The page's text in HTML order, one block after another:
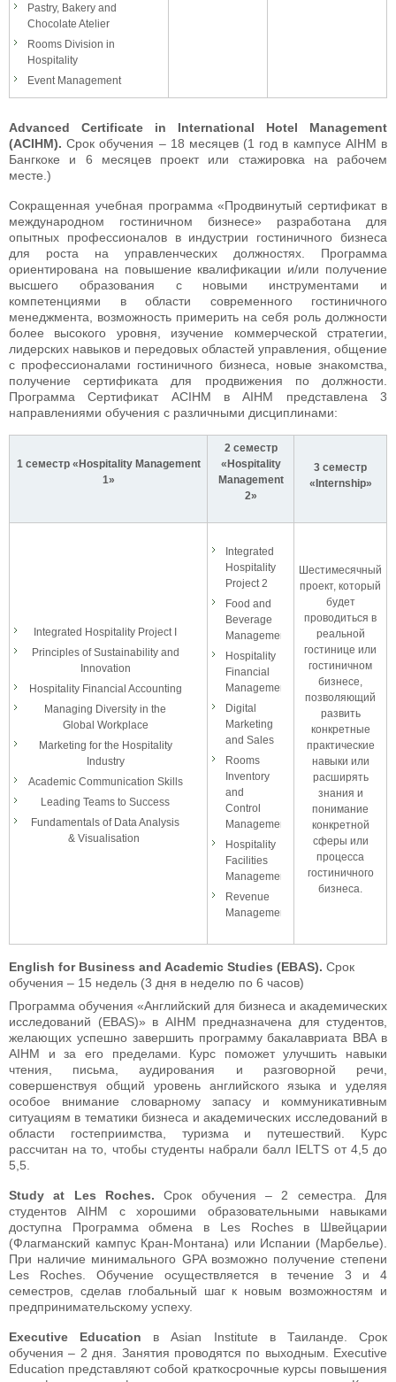
Pastry, Bakery and
Chocolate Atelier
Rooms Division in
Hospitality
Event Management
Advanced Certificate in International Hotel Management
(ACIHM). Срок обучения – 18 месяцев (1 год в кампусе AIHM в
Бангкоке и 6 месяцев проект или стажировка на рабочем
месте.)
Сокращенная учебная программа «Продвинутый сертификат в
международном гостиничном бизнесе» разработана для
опытных профессионалов в индустрии гостиничного бизнеса
для роста на управленческих должностях. Программа
ориентирована на повышение квалификации и/или получение
высшего образования с новыми инструментами и
компетенциями в области современного гостиничного
менеджмента, возможность примерить на себя роль должности
более высокого уровня, изучение коммерческой стратегии,
лидерских навыков и передовых областей управления, общение
с профессионалами гостиничного бизнеса, новые знакомства,
получение сертификата для продвижения по должности.
Программа Сертификат ACIHM в AIHM представлена 3
направлениями обучения с различными дисциплинами:
1 семестр «Hospitality Management
1»
2 семестр
«Hospitality
Management
2»
3 семестр
«Internship»
Integrated Hospitality Project I
Principles of Sustainability and
Innovation
Hospitality Financial Accounting
Managing Diversity in the
Global Workplace
Marketing for the Hospitality
Industry
Academic Communication Skills
Leading Teams to Success
Fundamentals of Data Analysis
& Visualisation
Integrated
Hospitality
Project 2
Food and
Beverage
Management
Hospitality
Financial
Management
Digital
Marketing
and Sales
Rooms
Inventory
and
Control
Management
Hospitality
Facilities
Management
Revenue
Management
Шестимесячный
проект, который
будет
проводиться в
реальной
гостинице или
гостиничном
бизнесе,
позволяющий
развить
конкретные
практические
навыки или
расширять
знания и
понимание
конкретной
сферы или
процесса
гостиничного
бизнеса.
English for Business and Academic Studies (EBAS). Срок
обучения – 15 недель (3 дня в неделю по 6 часов)
Программа обучения «Английский для бизнеса и академических
исследований (EBAS)» в AIHM предназначена для студентов,
желающих успешно завершить программу бакалавриата BBA в
AIHM и за его пределами. Курс поможет улучшить навыки
чтения, письма, аудирования и разговорной речи,
совершенствуя общий уровень английского языка и уделяя
особое внимание словарному запасу и коммуникативным
ситуациям в тематики бизнеса и академических исследований в
области гостеприимства, туризма и путешествий. Курс
рассчитан на то, чтобы студенты набрали балл IELTS от 4,5 до
5,5.
Study at Les Roches. Срок обучения – 2 семестра. Для
студентов AIHM с хорошими образовательными навыками
доступна Программа обмена в Les Roches в Швейцарии
(Флагманский кампус Кран-Монтана) или Испании (Марбелье).
При наличие минимального GPA возможно получение степени
Les Roches. Обучение осуществляется в течение 3 и 4
семестров, сделав глобальный шаг к новым возможностям и
предпринимательскому успеху.
Executive Education в Asian Institute в Таиланде. Срок
обучения – 2 дня. Занятия проводятся по выходным. Executive
Education представляют собой краткосрочные курсы повышения